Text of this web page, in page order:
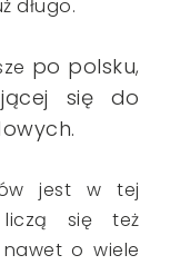
długo.
po polsku,
się do
jest w tej
się też
o wiele